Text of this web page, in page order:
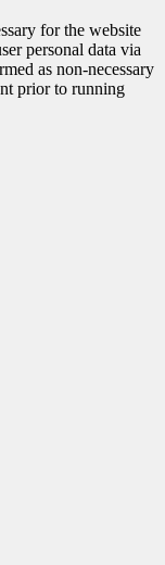
for the website
personal data via
as non-necessary
prior to running